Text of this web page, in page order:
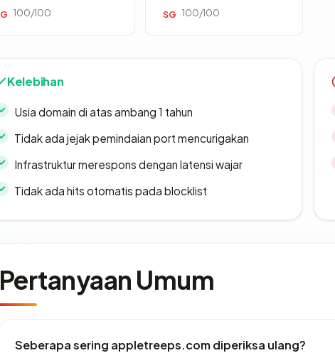
100/100 SG 100/100
Kelebihan
Usia domain di atas ambang 1 tahun
Tidak ada jejak pemindaian port mencurigakan
Infrastruktur merespons dengan latensi wajar
Tidak ada hits otomatis pada blocklist
Pertanyaan Umum
Seberapa sering appletreeps.com diperiksa ulang?